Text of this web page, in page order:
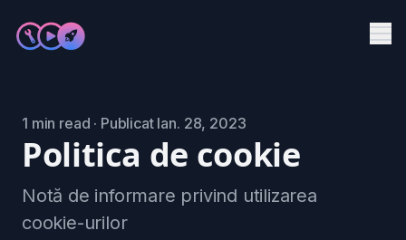
Produse
Studii de caz
Blog
1 min read · Publicat Ian. 28, 2023
Politica de cookie
Notă de informare privind utilizarea
cookie-urilor